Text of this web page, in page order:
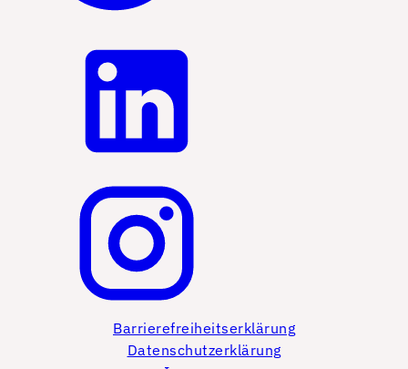
Barrierefreiheitserklärung
Datenschutzerklärung